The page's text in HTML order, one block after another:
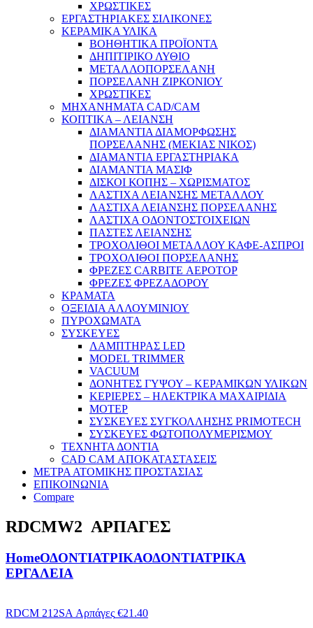
ΧΡΩΣΤΙΚΕΣ
ΕΡΓΑΣΤΗΡΙΑΚΕΣ ΣΙΛΙΚΟΝΕΣ
ΚΕΡΑΜΙΚΑ ΥΛΙΚΑ
ΒΟΗΘΗΤΙΚΑ ΠΡΟΪΟΝΤΑ
ΔΗΠΙΤΙΡΙΚΟ ΛΥΘΙΟ
ΜΕΤΑΛΛΟΠΟΡΣΕΛΑΝΗ
ΠΟΡΣΕΛΑΝΗ ΖΙΡΚΟΝΙΟΥ
ΧΡΩΣΤΙΚΕΣ
ΜΗΧΑΝΗΜΑΤΑ CAD/CAM
ΚΟΠΤΙΚΑ – ΛΕΙΑΝΣΗ
ΔΙΑΜΑΝΤΙΑ ΔΙΑΜΟΡΦΩΣΗΣ
ΠΟΡΣΕΛΑΝΗΣ (ΜΕΚΙΑΣ ΝΙΚΟΣ)
ΔΙΑΜΑΝΤΙΑ ΕΡΓΑΣΤΗΡΙΑΚΑ
ΔΙΑΜΑΝΤΙΑ ΜΑΣΙΦ
ΔΙΣΚΟΙ ΚΟΠΗΣ – ΧΩΡΙΣΜΑΤΟΣ
ΛΑΣΤΙΧΑ ΛΕΙΑΝΣΗΣ ΜΕΤΑΛΛΟΥ
ΛΑΣΤΙΧΑ ΛΕΙΑΝΣΗΣ ΠΟΡΣΕΛΑΝΗΣ
ΛΑΣΤΙΧΑ ΟΔΟΝΤΟΣΤΟΙΧΕΙΩΝ
ΠΑΣΤΕΣ ΛΕΙΑΝΣΗΣ
ΤΡΟΧΟΛΙΘΟΙ ΜΕΤΑΛΛΟΥ ΚΑΦΕ-ΑΣΠΡΟΙ
ΤΡΟΧΟΛΙΘΟΙ ΠΟΡΣΕΛΑΝΗΣ
ΦΡΕΖΕΣ CARBITE ΑΕΡΟΤΟΡ
ΦΡΕΖΕΣ ΦΡΕΖΑΔΟΡΟΥ
ΚΡΑΜΑΤΑ
ΟΞΕΙΔΙΑ ΑΛΛΟΥΜΙΝΙΟΥ
ΠΥΡΟΧΩΜΑΤΑ
ΣΥΣΚΕΥΕΣ
ΛΑΜΠΤΗΡΑΣ LED
MODEL TRIMMER
VACUUM
ΔΟΝΗΤΕΣ ΓΥΨΟΥ – ΚΕΡΑΜΙΚΩΝ ΥΛΙΚΩΝ
ΚΕΡΙΕΡΕΣ – ΗΛΕΚΤΡΙΚΑ ΜΑΧΑΙΡΙΔΙΑ
ΜΟΤΕΡ
ΣΥΣΚΕΥΕΣ ΣΥΓΚΟΛΛΗΣΗΣ PRIMOTECH
ΣΥΣΚΕΥΕΣ ΦΩΤΟΠΟΛΥΜΕΡΙΣΜΟΥ
ΤΕΧΝΗΤΑ ΔΟΝΤΙΑ
CAD CAM ΑΠΟΚΑΤΑΣΤΑΣΕΙΣ
ΜΕΤΡΑ ΑΤΟΜΙΚΗΣ ΠΡΟΣΤΑΣΙΑΣ
ΕΠΙΚΟΙΝΩΝΙΑ
Compare
RDCMW2 ΑΡΠΑΓΕΣ
HomeΟΔΟΝΤΙΑΤΡΙΚΑΟΔΟΝΤΙΑΤΡΙΚΑ
ΕΡΓΑΛΕΙΑ
RDCM 212SA Αρπάγες €21.40